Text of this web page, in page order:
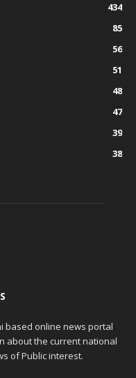
434
85
56
51
48
47
39
38
based online news portal
about the current national
of Public interest.